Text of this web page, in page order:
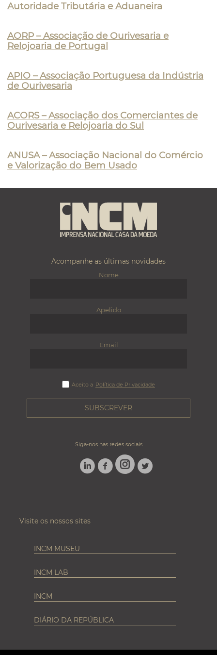
Autoridade Tributária e Aduaneira
AORP – Associação de Ourivesaria e
Relojoaria de Portugal
APIO – Associação Portuguesa da Indústria
de Ourivesaria
ACORS – Associação dos Comerciantes de
Ourivesaria e Relojoaria do Sul
ANUSA – Associação Nacional do Comércio
e Valorização do Bem Usado
Acompanhe as últimas novidades
Nome
Apelido
Email
Aceito a Política de Privacidade
Siga-nos nas redes sociais
LINKEDINFACEBOOK
INSTAGRAM
TWITTER
Visite os nossos sites
INCM MUSEU
INCM LAB
INCM
DIÁRIO DA REPÚBLICA